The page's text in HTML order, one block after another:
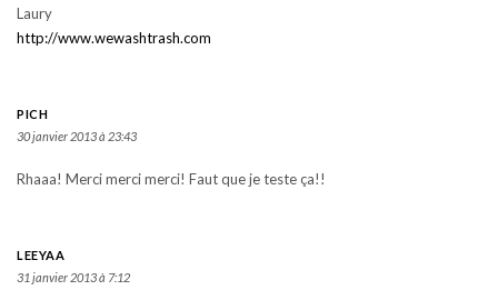
Laury
http://www.wewashtrash.com
PICH
30 janvier 2013 à 23:43
Rhaaa! Merci merci merci! Faut que je teste ça!!
LEEYAA
31 janvier 2013 à 7:12